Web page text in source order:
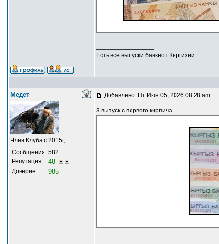
Есть все выпуски банкнот Киргизии
Медет
Член Клуба с 2015г,
Сообщения: 582
Репутация:
48
Доверие: 985
Добавлено: Пт Июн 05, 2026 08:28 am
3 выпуск с первого кирпича